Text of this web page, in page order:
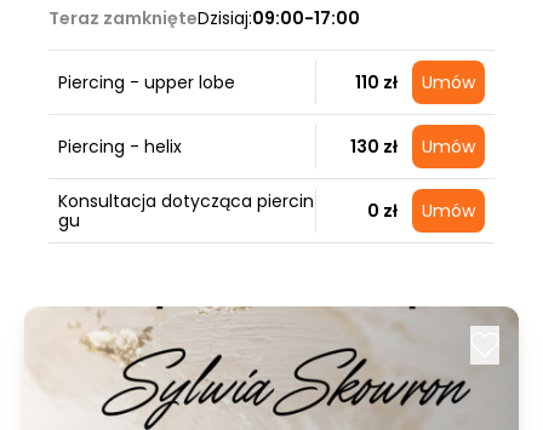
Teraz zamknięteDzisiaj:09:00-17:00
Piercing - upper lobe 110 zł Umów
Piercing - helix 130 zł Umów
Konsultacja dotycząca piercin
gu
0 zł Umów